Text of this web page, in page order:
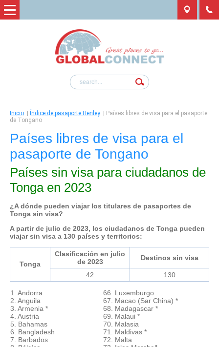
Inicio Índice de pasaporte Henley
Países libres de visa para el pasaporte
de Tongano
Países libres de visa para el
pasaporte de Tongano
Países sin visa para ciudadanos de
Tonga en 2023
¿A dónde pueden viajar los titulares de pasaportes de
Tonga sin visa?
A partir de julio de 2023, los ciudadanos de Tonga pueden
viajar sin visa a 130 países y territorios:
Tonga
Clasificación en julio
de 2023
Destinos sin visa
42 130
1. Andorra
2. Anguila
3. Armenia *
4. Austria
5. Bahamas
6. Bangladesh
7. Barbados
66. Luxemburgo
67. Macao (Sar China) *
68. Madagascar *
69. Malaui *
70. Malasia
71. Maldivas *
72. Malta